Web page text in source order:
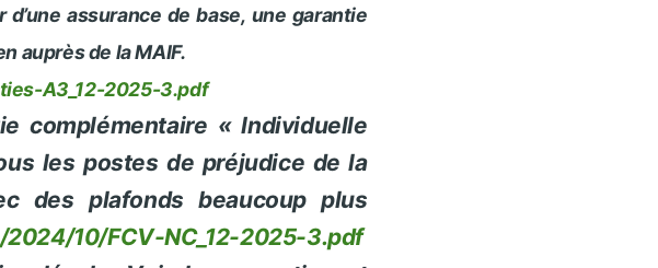
une assurance de base, une garantie
auprès de la MAIF.
A3_12-2025-3.pdf
complémentaire «Individuelle
les postes de préjudice dela
des plafonds beaucoup plus
10/FCV-NC_12-2025-3.pdf